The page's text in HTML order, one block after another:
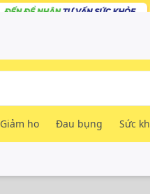
Giảm ho Đau bụng Sức